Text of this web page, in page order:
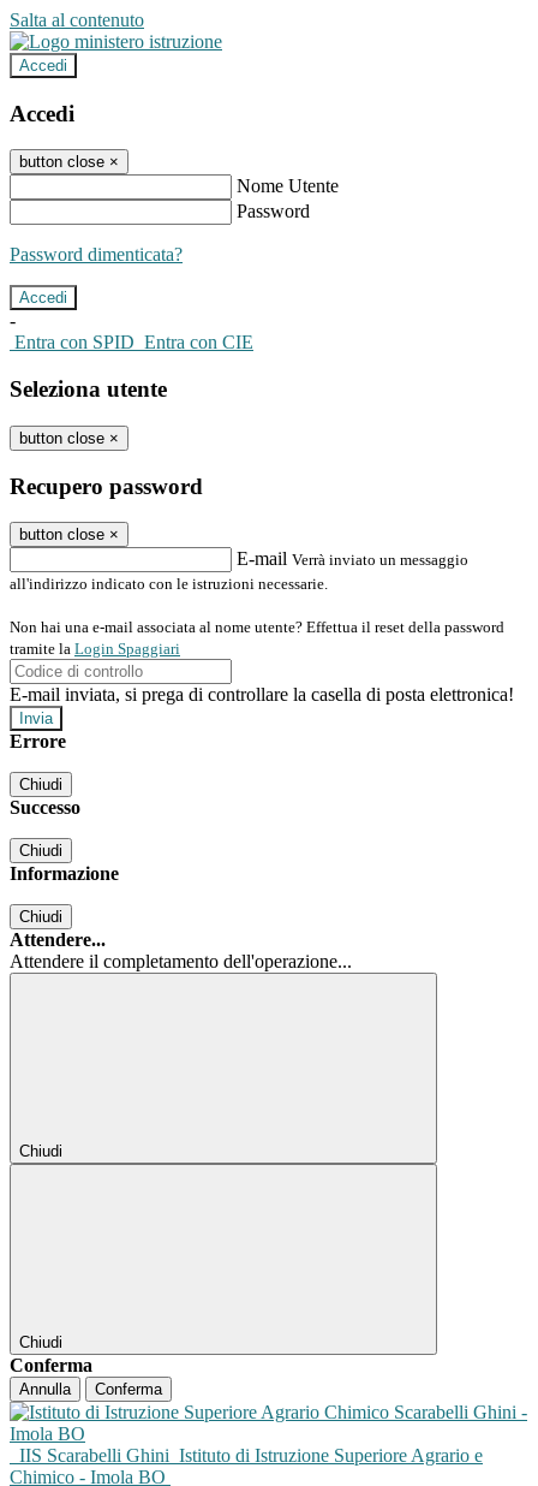
Salta al contenuto
Accedi
Accedi
button close ×
Nome Utente
Password
Password dimenticata?
-
Entra con SPID Entra con CIE
Seleziona utente
button close ×
Recupero password
button close ×
E-mail Verrà inviato un messaggio
all'indirizzo indicato con le istruzioni necessarie.
Non hai una e-mail associata al nome utente? Effettua il reset della password
tramite la Login Spaggiari
E-mail inviata, si prega di controllare la casella di posta elettronica!
Errore
Chiudi
Successo
Chiudi
Informazione
Chiudi
Attendere...
Attendere il completamento dell'operazione...
Chiudi
Chiudi
Conferma
Annulla Conferma
IIS Scarabelli Ghini Istituto di Istruzione Superiore Agrario e
Chimico - Imola BO